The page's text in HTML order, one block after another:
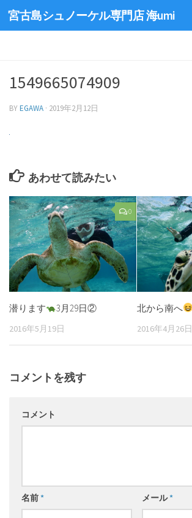
宮古島シュノーケル専門店 海umi
1549665074909
BYEGAWA · 2019年2月12日
あわせて読みたい
0
潜ります 3月29日②
2016年5月19日
北から南へ
2016年4月26日
コメントを残す
コメント
名前* メール*